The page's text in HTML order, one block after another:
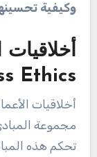
وكيفية
أخلاقيات
Ethics
مجموعة
تحكم هذه